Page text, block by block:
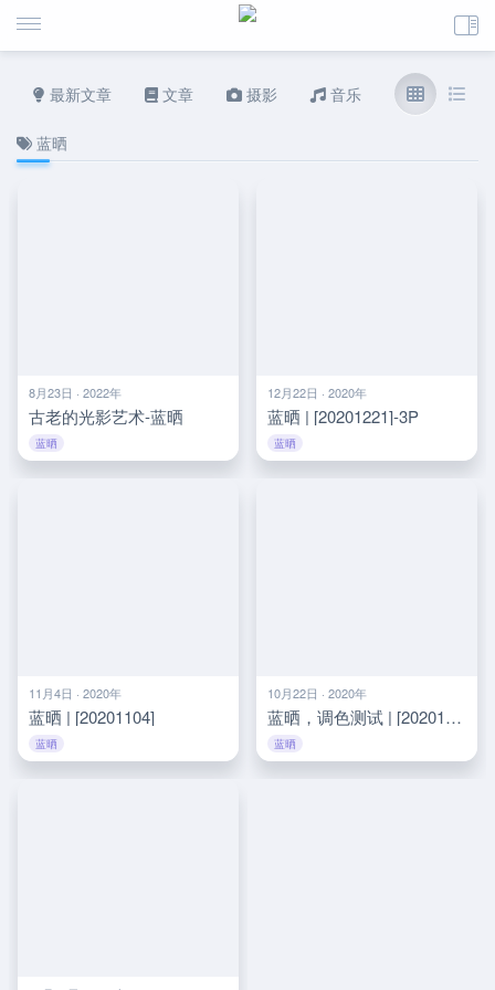
最新文章 文章 摄影 音乐
蓝晒
8月23日 · 2022年
古老的光影艺术-蓝晒
蓝晒
12月22日 · 2020年
蓝晒 | [20201221]-3P
蓝晒
11月4日 · 2020年
蓝晒 | [20201104]
蓝晒
10月22日 · 2020年
蓝晒，调色测试 | [20201022]
蓝晒